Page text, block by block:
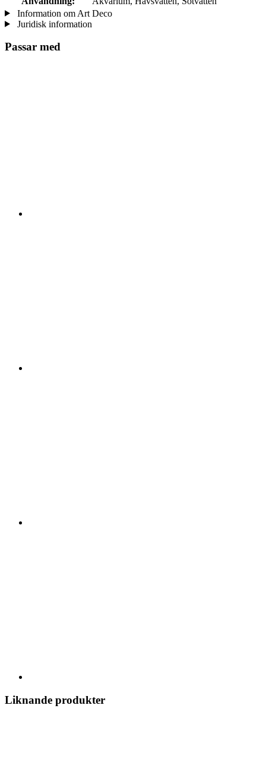
Information om Art Deco
Juridisk information
Passar med
Liknande produkter